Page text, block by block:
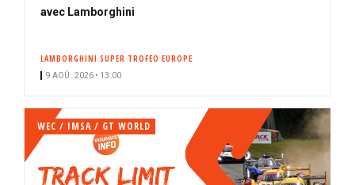
avec Lamborghini
LAMBORGHINI SUPER TROFEO EUROPE
9 AOÛ. 2026 • 13:00
WEC / IMSA / GT WORLD